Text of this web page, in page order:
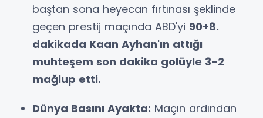
baştan sona heyecan fırtınası şeklinde
geçen prestij maçında ABD'yi 90+8.
dakikada Kaan Ayhan'ın attığı
muhteşem son dakika golüyle 3-2
mağlup etti.
Dünya Basını Ayakta: Maçın ardından